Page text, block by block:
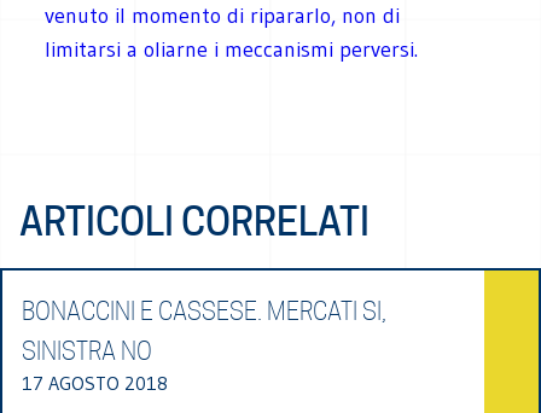
venuto il momento di ripararlo, non di
limitarsi a oliarne i meccanismi perversi.
ARTICOLI CORRELATI
BONACCINI E CASSESE. MERCATI SI,
SINISTRA NO
17 AGOSTO 2018